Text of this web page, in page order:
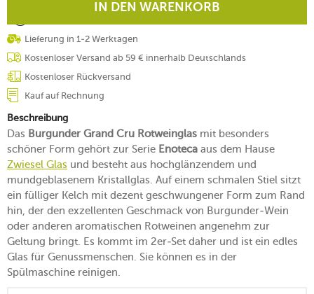
IN DEN WARENKORB
Lieferung in 1-2 Werktagen
Kostenloser Versand ab 59 € innerhalb Deutschlands
Kostenloser Rückversand
Kauf auf Rechnung
Beschreibung
Das Burgunder Grand Cru Rotweinglas mit besonders
schöner Form gehört zur Serie Enoteca aus dem Hause
Zwiesel Glas und besteht aus hochglänzendem und
mundgeblasenem Kristallglas. Auf einem schmalen Stiel sitzt
ein fülliger Kelch mit dezent geschwungener Form zum Rand
hin, der den exzellenten Geschmack von Burgunder-Wein
oder anderen aromatischen Rotweinen angenehm zur
Geltung bringt. Es kommt im 2er-Set daher und ist ein edles
Glas für Genussmenschen. Sie können es in der
Spülmaschine reinigen.